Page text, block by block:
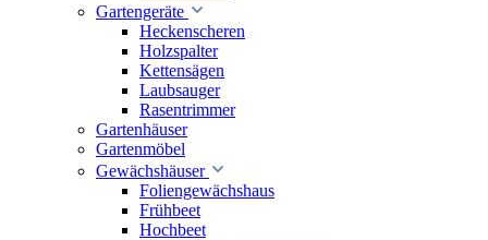
Gartengeräte
Heckenscheren
Holzspalter
Kettensägen
Laubsauger
Rasentrimmer
Gartenhäuser
Gartenmöbel
Gewächshäuser
Foliengewächshaus
Frühbeet
Hochbeet